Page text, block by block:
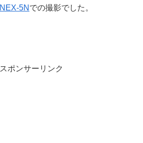
NEX-5N での撮影でした。
スポンサーリンク